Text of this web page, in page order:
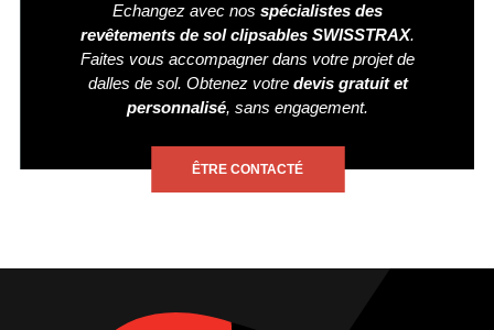
Echangez avec nos spécialistes des
revêtements de sol clipsables SWISSTRAX.
Faites vous accompagner dans votre projet de
dalles de sol. Obtenez votre devis gratuit et
personnalisé, sans engagement.
ÊTRE CONTACTÉ